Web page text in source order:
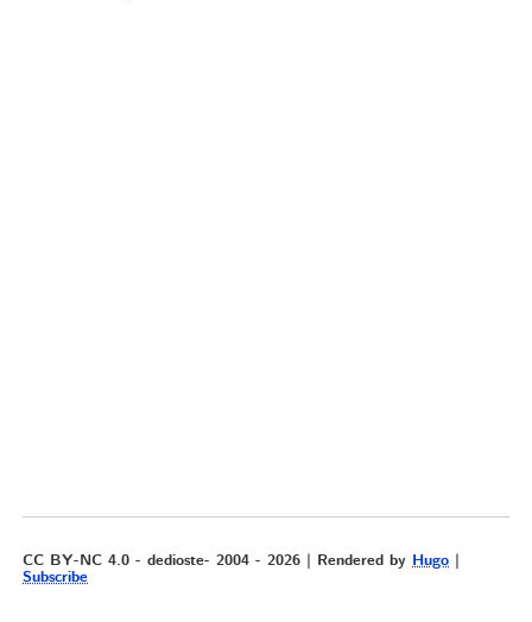
CC BY-NC 4.0 - dedioste- 2004 - 2026 | Rendered byHugo |
Subscribe